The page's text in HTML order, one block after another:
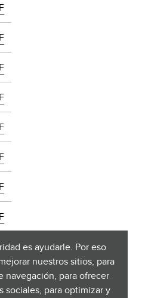
es ayudarle. Por eso
nuestros sitios, para
navegación, para ofrecer
sociales, para optimizar y